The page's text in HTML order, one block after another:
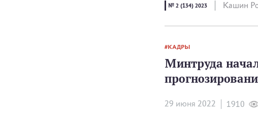
№ 2 (134) 2023 Кашин
КАДРЫ
Минтруда
29 июня 2022 1910